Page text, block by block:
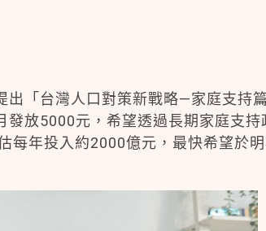
出「台灣人口對策新戰略—家庭支持
放5000元，希望透過長期家庭支持
每年投入約2000億元，最快希望於明